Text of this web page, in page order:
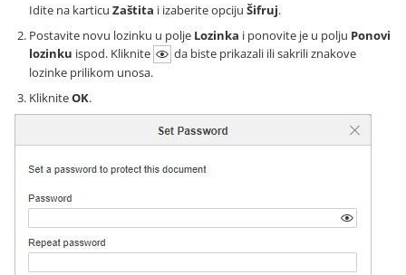
Idite na karticu Zaštita i izaberite opciju Šifruj.
Postavite novu lozinku u polje Lozinka i ponovite je u polju Ponovi
lozinku ispod. Kliknite
da biste prikazali ili sakrili znakove
lozinke prilikom unosa.
KlikniteOK.